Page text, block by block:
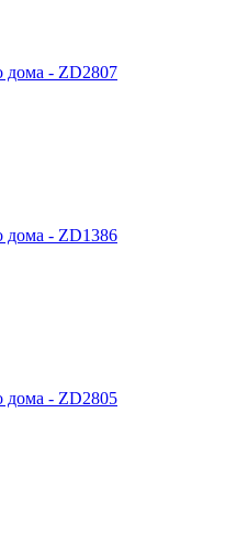
дома - ZD2807
дома - ZD1386
дома - ZD2805